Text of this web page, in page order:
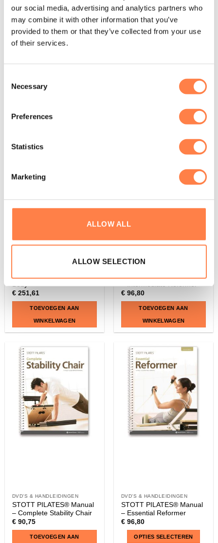
our social media, advertising and analytics partners who
may combine it with other information that you’ve
provided to them or that they’ve collected from your use
of their services.
Selection
Necessary
Preferences
Statistics
Marketing
ALLOW ALL
ALLOW SELECTION
gewrichten in evenwicht. Als gevolg verbetert de manier
waarop uw lichaam functioneert, eruitziet en aanvoelt.
Benieuwd naar de andere artikelen van STOTT pilates?
Pilates Arc® – Balanced
€251,61
TOEVOEGEN AAN
WINKELWAGEN
STOTT PILATES® Manual
€96,80
TOEVOEGEN AAN
WINKELWAGEN
DVD'S & HANDLEIDINGEN
STOTT PILATES® Manual
– Complete Stability Chair
€90,75
TOEVOEGEN AAN
DVD'S & HANDLEIDINGEN
STOTT PILATES® Manual
– Essential Reformer
€96,80
OPTIES SELECTEREN